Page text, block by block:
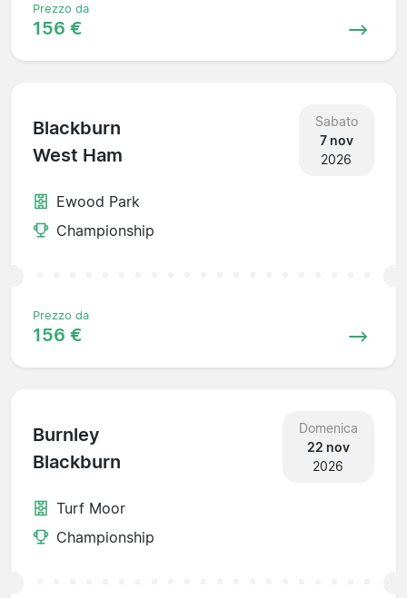
Prezzo da
156 €
Blackburn
West Ham
Sabato
7 nov
2026
Ewood Park
Championship
Prezzo da
156 €
Burnley
Blackburn
Domenica
22 nov
2026
Turf Moor
Championship